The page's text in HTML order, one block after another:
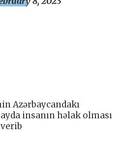
Azərbaycandakı
insanın həlak olması
verib